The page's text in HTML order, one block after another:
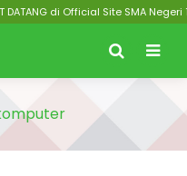
DATANG di Official Site SMA